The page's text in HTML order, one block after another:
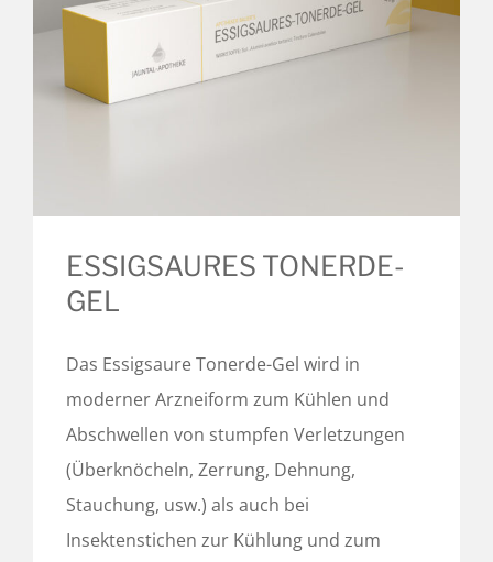
ESSIGSAURES TONERDE-
GEL
Das Essigsaure Tonerde-Gel wird in
moderner Arzneiform zum Kühlen und
Abschwellen von stumpfen Verletzungen
(Überknöcheln, Zerrung, Dehnung,
Stauchung, usw.) als auch bei
Insektenstichen zur Kühlung und zum